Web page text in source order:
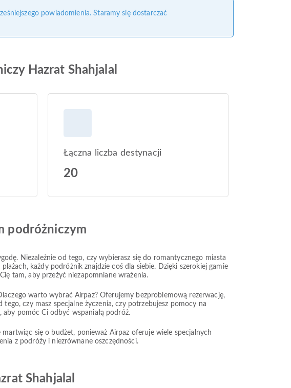
powiadomienia. Staramy się dostarczać
Hazrat Shahjalal
Łączna liczba destynacji
20
podróżniczym
Niezależnie od tego, czy wybierasz się do romantycznego miasta
każdy podróżnik znajdzie coś dla siebie. Dzięki szerokiej gamie
tam, aby przeżyć niezapomniane wrażenia.
warto wybrać Airpaz? Oferujemy bezproblemową rezerwację,
czy masz specjalne życzenia, czy potrzebujesz pomocy na
pomóc Ci odbyć wspaniałą podróż.
się o budżet, ponieważ Airpaz oferuje wiele specjalnych
z podróży i niezrównane oszczędności.
Shahjalal